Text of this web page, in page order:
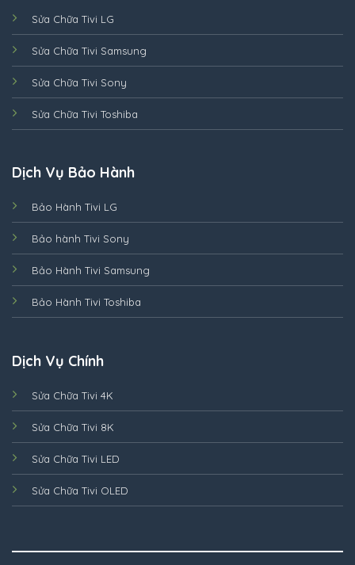
Sửa Chữa Tivi LG
Sửa Chữa Tivi Samsung
Sửa Chữa Tivi Sony
Sửa Chữa Tivi Toshiba
Dịch Vụ Bảo Hành
Bảo Hành Tivi LG
Bảo hành Tivi Sony
Bảo Hành Tivi Samsung
Bảo Hành Tivi Toshiba
Dịch Vụ Chính
Sửa Chữa Tivi 4K
Sửa Chữa Tivi 8K
Sửa Chữa Tivi LED
Sửa Chữa Tivi OLED